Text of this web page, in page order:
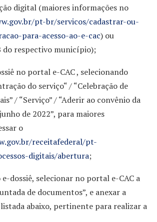
digital (maiores informações no
pt-br/servicos/cadastrar-ou-
para-acesso-ao-e-cac) ou
do respectivo município);
no portal e-CAC , selecionando
do serviço“ / “Celebração de
/ “Serviço” / “Aderir ao convênio da
de 2022”, para maiores
o
receitafederal/pt-
digitais/abertura;
e-dossiê, selecionar no portal e-CAC a
de documentos”, e anexar a
abaixo, pertinente para realizar a